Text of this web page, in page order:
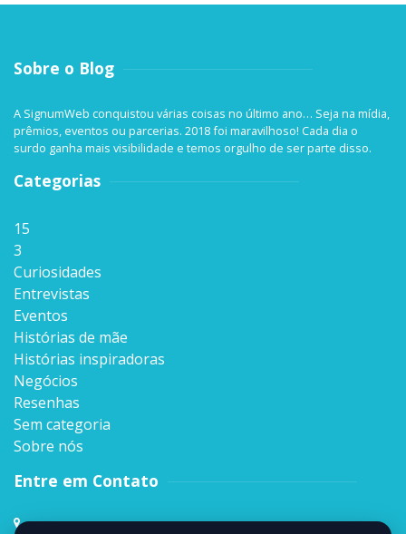
Sobre o Blog
A SignumWeb conquistou várias coisas no último ano… Seja na mídia,
prêmios, eventos ou parcerias. 2018 foi maravilhoso! Cada dia o
surdo ganha mais visibilidade e temos orgulho de ser parte disso.
Categorias
15
3
Curiosidades
Entrevistas
Eventos
Histórias de mãe
Histórias inspiradoras
Negócios
Resenhas
Sem categoria
Sobre nós
Entre em Contato
Rua Sen. Milton Campos, 35, Andar 4º,